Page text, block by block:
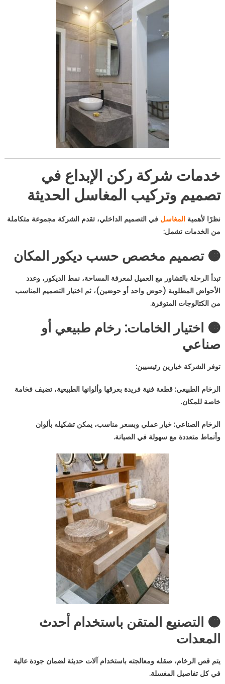
خدمات شركة ركن الإبداع في
تصميم وتركيب المغاسل الحديثة
نظرًا لأهمية المغاسل في التصميم الداخلي، تقدم الشركة مجموعة متكاملة
من الخدمات تشمل:
🟠 تصميم مخصص حسب ديكور المكان
تبدأ الرحلة بالتشاور مع العميل لمعرفة المساحة، نمط الديكور، وعدد
الأحواض المطلوبة (حوض واحد أو حوضين)، ثم اختيار التصميم المناسب
من الكتالوجات المتوفرة.
🟠 اختيار الخامات: رخام طبيعي أو
صناعي
توفر الشركة خيارين رئيسيين:
الرخام الطبيعي: قطعة فنية فريدة بعرقها وألوانها الطبيعية، تضيف فخامة
خاصة للمكان.
الرخام الصناعي: خيار عملي وبسعر مناسب، يمكن تشكيله بألوان
وأنماط متعددة مع سهولة في الصيانة.
🟠 التصنيع المتقن باستخدام أحدث
المعدات
يتم قص الرخام، صقله ومعالجته باستخدام آلات حديثة لضمان جودة عالية
في كل تفاصيل المغسلة.